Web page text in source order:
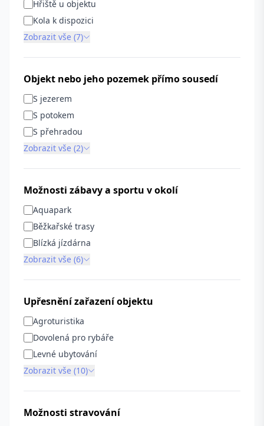
Hřiště u objektu
Kola k dispozici
Zobrazit vše (7)
Objekt nebo jeho pozemek přímo sousedí
S jezerem
S potokem
S přehradou
Zobrazit vše (2)
Možnosti zábavy a sportu v okolí
Aquapark
Běžkařské trasy
Blízká jízdárna
Zobrazit vše (6)
Upřesnění zařazení objektu
Agroturistika
Dovolená pro rybáře
Levné ubytování
Zobrazit vše (10)
Možnosti stravování